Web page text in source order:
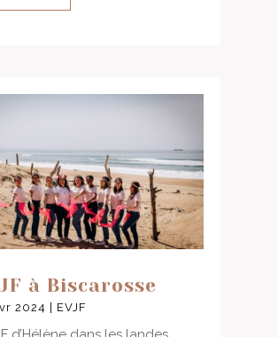
à Biscarosse
2024 EVJF